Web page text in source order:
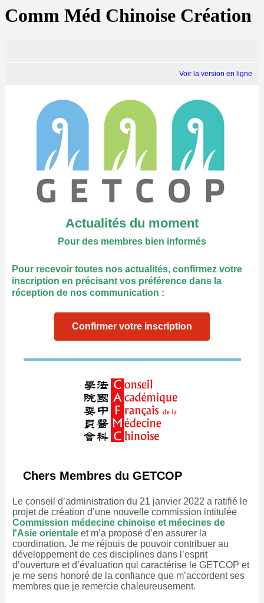
Comm Méd Chinoise Création
Voir la version en ligne
Actualités du moment
Pour des membres bien informés
Pour recevoir toutes nos actualités, confirmez votre
inscription en précisant vos préférence dans la
réception de nos communication :
Confirmer votre inscription
Chers Membres du GETCOP
Le conseil d’administration du 21 janvier 2022 a ratifié le
projet de création d’une nouvelle commission intitulée
Commission médecine chinoise et méecines de
l'Asie orientale et m’a proposé d’en assurer la
coordination. Je me réjouis de pouvoir contribuer au
développement de ces disciplines dans l’esprit
d’ouverture et d’évaluation qui caractérise le GETCOP et
je me sens honoré de la confiance que m’accordent ses
membres que je remercie chaleureusement.